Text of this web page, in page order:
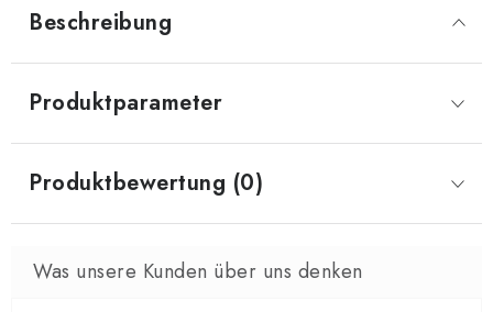
Beschreibung
Produktparameter
Produktbewertung (0)